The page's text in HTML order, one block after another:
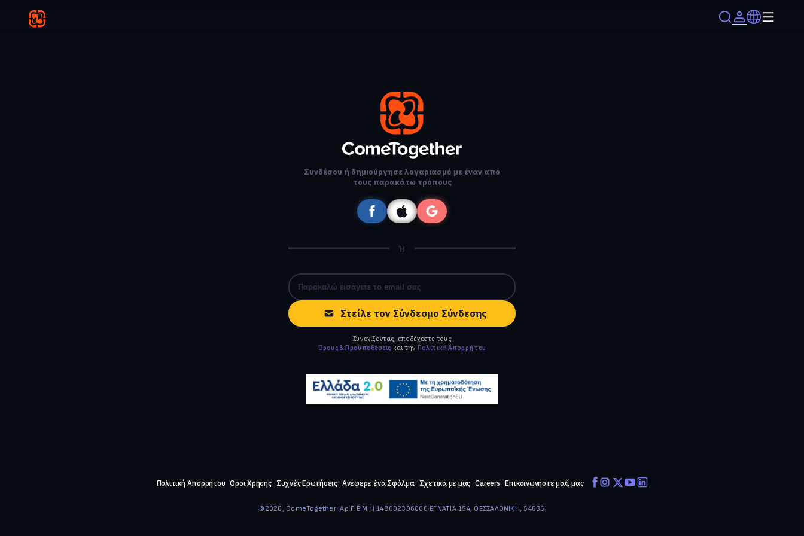
Συνδέσου ή δημιούργησε λογαριασμό με έναν από
τους παρακάτω τρόπους
Ή
Στείλε τον Σύνδεσμο Σύνδεσης
Συνεχίζοντας, αποδέχεστε τους
Όρους & Προϋποθέσεις και την Πολιτική Απορρήτου
Πολιτική Απορρήτου Όροι Χρήσης Συχνές Ερωτήσεις Ανέφερε ένα Σφάλμα Σχετικά με μας Careers Επικοινωνήστε μαζί μας
©2026, ComeTogether·(Αρ.Γ.Ε.ΜΗ) 148002306000·ΕΓΝΑΤΙΑ 154, ΘΕΣΣΑΛΟΝΙΚΗ, 54636